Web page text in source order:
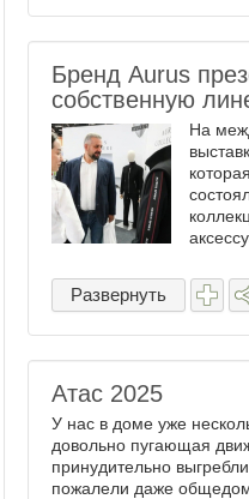
Бренд Aurus
собственную
На
Aurus.
и
Развернуть
Атас 2025
У нас в доме уже
довольно пугающая
принудительно
пожалели даже